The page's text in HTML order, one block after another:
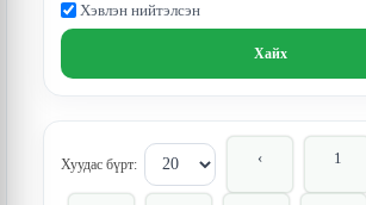
Хэвлэн нийтэлсэн
Хуудас бүрт: ‹ 1